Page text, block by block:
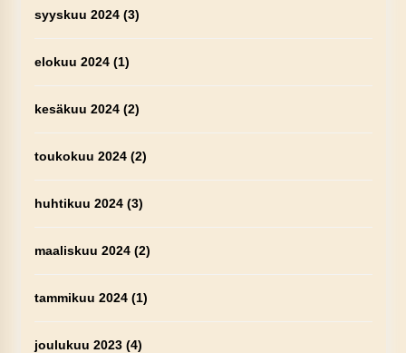
syyskuu 2024(3)
elokuu 2024(1)
kesäkuu 2024(2)
toukokuu 2024(2)
huhtikuu 2024(3)
maaliskuu 2024(2)
tammikuu 2024(1)
joulukuu 2023(4)